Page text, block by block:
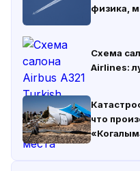
физика,
Схема
Airlines:
что